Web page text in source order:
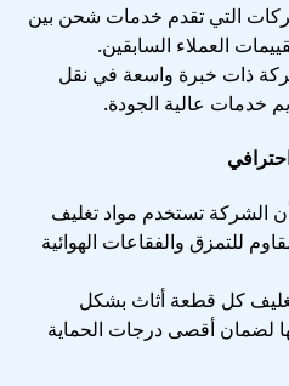
التي تقدم خدمات شحن بين
العملاء السابقين.
ذات خبرة واسعة في نقل
خدمات عالية الجودة.
الشركة تستخدم مواد تغليف
للتمزق والفقاعات الهوائية
كل قطعة أثاث بشكل
لضمان أقصى درجات الحماية